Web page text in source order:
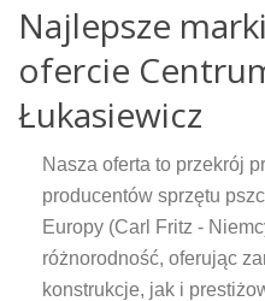
Najlepsze
ofercie
Łukasiewicz
Nasza oferta to przekrój
producentów sprzętu
Europy (Carl Fritz -
różnorodność, oferując
konstrukcje, jak i